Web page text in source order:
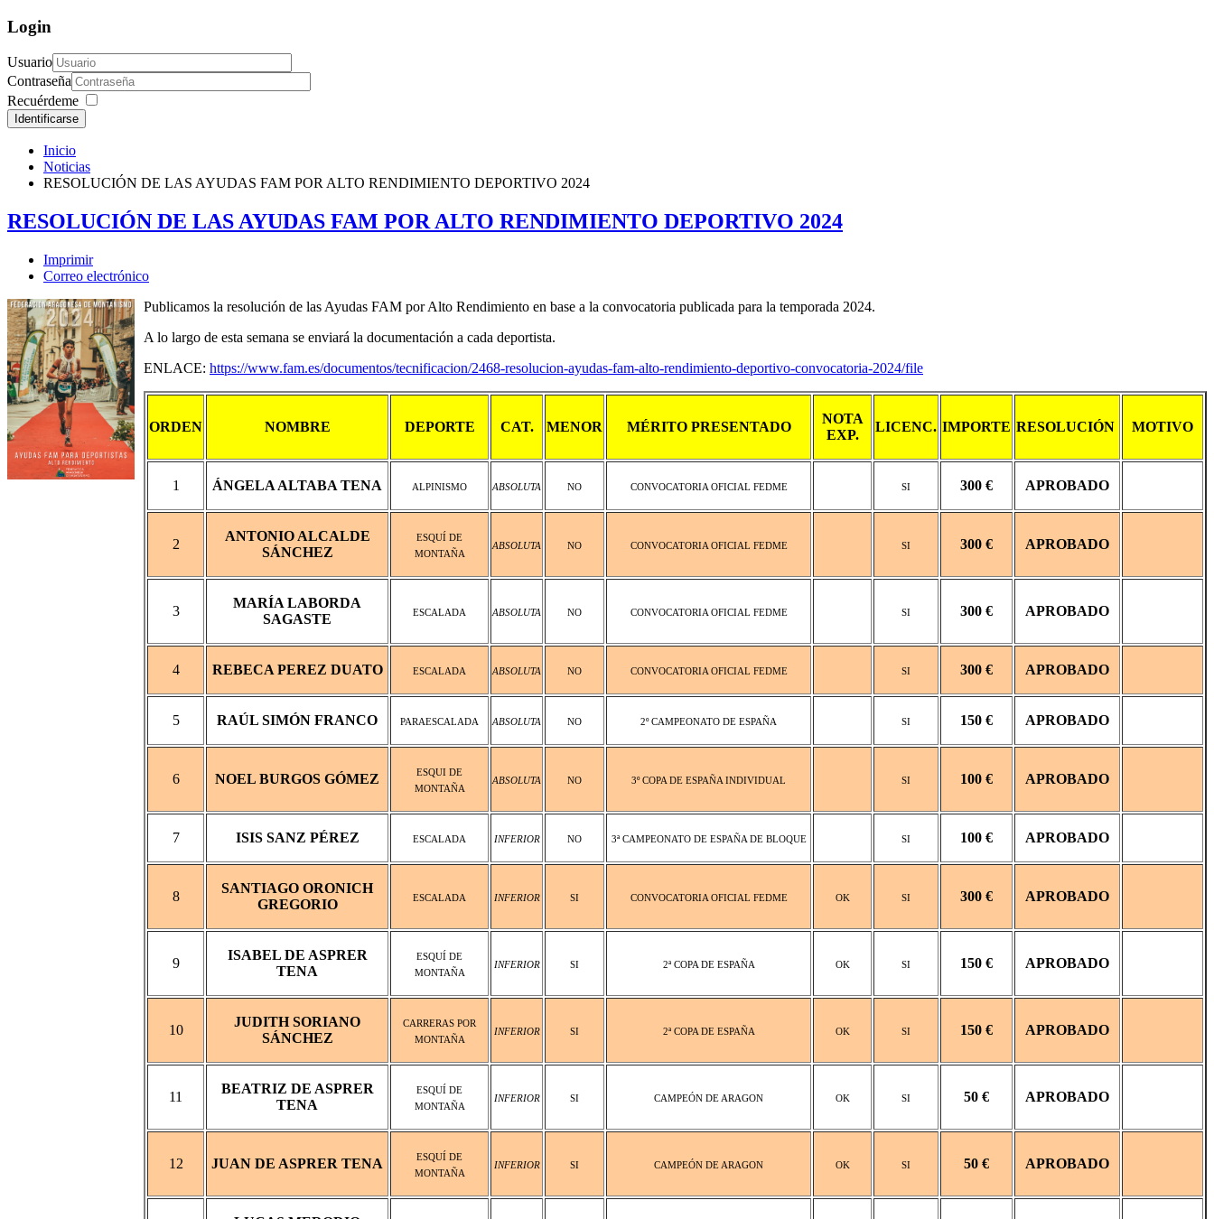
Login
Usuario
Contraseña
Recuérdeme
Identificarse
Inicio
Noticias
RESOLUCIÓN DE LAS AYUDAS FAM POR ALTO RENDIMIENTO DEPORTIVO 2024
RESOLUCIÓN DE LAS AYUDAS FAM POR ALTO RENDIMIENTO DEPORTIVO 2024
Imprimir
Correo electrónico
Publicamos la resolución de las Ayudas FAM por Alto Rendimiento en base a la convocatoria publicada para la temporada 2024.
A lo largo de esta semana se enviará la documentación a cada deportista.
ENLACE: https://www.fam.es/documentos/tecnificacion/2468-resolucion-ayudas-fam-alto-rendimiento-deportivo-convocatoria-2024/file
ORDEN NOMBRE DEPORTE CAT. MENOR MÉRITO PRESENTADO
NOTA
EXP.
LICENC. IMPORTE RESOLUCIÓN MOTIVO
1 ÁNGELA ALTABA TENA ALPINISMO ABSOLUTA NO CONVOCATORIA OFICIAL FEDME SI 300 € APROBADO
2
ANTONIO ALCALDE
SÁNCHEZ
ESQUÍ DE
MONTAÑA
ABSOLUTA NO CONVOCATORIA OFICIAL FEDME SI 300 € APROBADO
3
MARÍA LABORDA
SAGASTE
ESCALADA ABSOLUTA NO CONVOCATORIA OFICIAL FEDME SI 300 € APROBADO
4 REBECA PEREZ DUATO ESCALADA ABSOLUTA NO CONVOCATORIA OFICIAL FEDME SI 300 € APROBADO
5 RAÚL SIMÓN FRANCO PARAESCALADA ABSOLUTA NO 2º CAMPEONATO DE ESPAÑA SI 150 € APROBADO
6 NOEL BURGOS GÓMEZ
ESQUI DE
MONTAÑA
ABSOLUTA NO 3º COPA DE ESPAÑA INDIVIDUAL SI 100 € APROBADO
7 ISIS SANZ PÉREZ ESCALADA INFERIOR NO 3ª CAMPEONATO DE ESPAÑA DE BLOQUE SI 100 € APROBADO
8
SANTIAGO ORONICH
GREGORIO
ESCALADA INFERIOR SI CONVOCATORIA OFICIAL FEDME OK SI 300 € APROBADO
9
ISABEL DE ASPRER
TENA
ESQUÍ DE
MONTAÑA
INFERIOR SI 2ª COPA DE ESPAÑA OK SI 150 € APROBADO
10
JUDITH SORIANO
SÁNCHEZ
CARRERAS POR
MONTAÑA
INFERIOR SI 2ª COPA DE ESPAÑA OK SI 150 € APROBADO
11
BEATRIZ DE ASPRER
TENA
ESQUÍ DE
MONTAÑA
INFERIOR SI CAMPEÓN DE ARAGON OK SI 50 € APROBADO
12 JUAN DE ASPRER TENA
ESQUÍ DE
MONTAÑA
INFERIOR SI CAMPEÓN DE ARAGON OK SI 50 € APROBADO